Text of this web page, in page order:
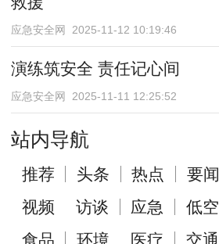
应急安全网 2025-11-12 10:19:46
演练筑安全 责任记心间
应急安全网 2025-11-11 12:25:52
站内导航
推荐 头条 热点 要闻
视频
访谈 应急 低空
食品
环境 医疗 交通